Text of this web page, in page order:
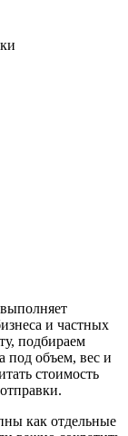
и частных
подбираем
под объем, вес и
стоимость
как отдельные